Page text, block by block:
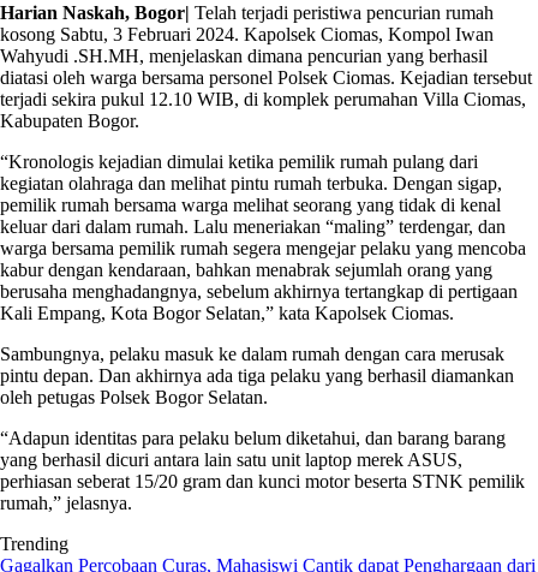
Harian Naskah, Bogor| Telah terjadi peristiwa pencurian rumah
kosong Sabtu, 3 Februari 2024. Kapolsek Ciomas, Kompol Iwan
Wahyudi .SH.MH, menjelaskan dimana pencurian yang berhasil
diatasi oleh warga bersama personel Polsek Ciomas. Kejadian tersebut
terjadi sekira pukul 12.10 WIB, di komplek perumahan Villa Ciomas,
Kabupaten Bogor.
“Kronologis kejadian dimulai ketika pemilik rumah pulang dari
kegiatan olahraga dan melihat pintu rumah terbuka. Dengan sigap,
pemilik rumah bersama warga melihat seorang yang tidak di kenal
keluar dari dalam rumah. Lalu meneriakan “maling” terdengar, dan
warga bersama pemilik rumah segera mengejar pelaku yang mencoba
kabur dengan kendaraan, bahkan menabrak sejumlah orang yang
berusaha menghadangnya, sebelum akhirnya tertangkap di pertigaan
Kali Empang, Kota Bogor Selatan,” kata Kapolsek Ciomas.
Sambungnya, pelaku masuk ke dalam rumah dengan cara merusak
pintu depan. Dan akhirnya ada tiga pelaku yang berhasil diamankan
oleh petugas Polsek Bogor Selatan.
“Adapun identitas para pelaku belum diketahui, dan barang barang
yang berhasil dicuri antara lain satu unit laptop merek ASUS,
perhiasan seberat 15/20 gram dan kunci motor beserta STNK pemilik
rumah,” jelasnya.
Trending
Gagalkan Percobaan Curas, Mahasiswi Cantik dapat Penghargaan dari